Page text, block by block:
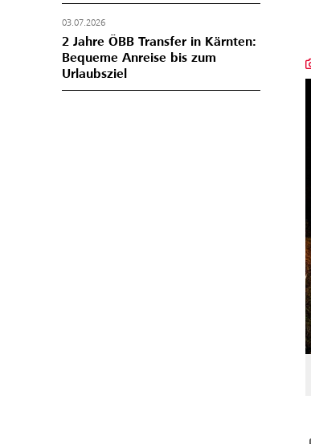
03.07.2026
2 Jahre ÖBB Transfer in Kärnten:
Bequeme Anreise bis zum
Urlaubsziel